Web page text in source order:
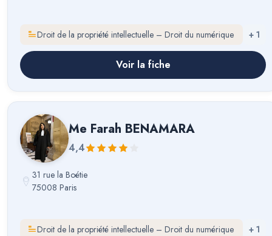
Droit de la propriété intellectuelle – Droit du numérique + 1
Voir la fiche
Me Farah BENAMARA
4,4
31 rue la Boétie
75008 Paris
Droit de la propriété intellectuelle – Droit du numérique + 1